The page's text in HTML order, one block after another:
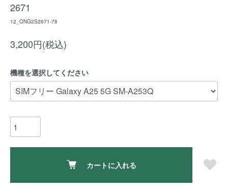
2671
12_ONG2S2671-78
3,200円(税込)
機種を選択してください
カートに入れる